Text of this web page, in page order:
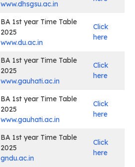
www.dhsgsu.ac.in
BA 1st year Time Table
2025
www.du.ac.in
Click
here
BA 1st year Time Table
2025
www.gauhati.ac.in
Click
here
BA 1st year Time Table
2025
www.gauhati.ac.in
Click
here
BA 1st year Time Table
2025
gndu.ac.in
Click
here